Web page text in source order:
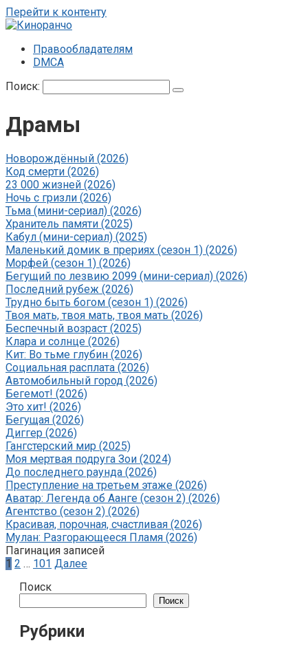
Перейти к контенту
Правообладателям
DMCA
Поиск:
Драмы
Новорождённый (2026)
Код смерти (2026)
23 000 жизней (2026)
Ночь с гризли (2026)
Тьма (мини-сериал) (2026)
Хранитель памяти (2025)
Кабул (мини-сериал) (2025)
Маленький домик в прериях (сезон 1) (2026)
Морфей (сезон 1) (2026)
Бегущий по лезвию 2099 (мини-сериал) (2026)
Последний рубеж (2026)
Трудно быть богом (сезон 1) (2026)
Твоя мать, твоя мать, твоя мать (2026)
Беспечный возраст (2025)
Клара и солнце (2026)
Кит: Во тьме глубин (2026)
Социальная расплата (2026)
Автомобильный город (2026)
Бегемот! (2026)
Это хит! (2026)
Бегущая (2026)
Диггер (2026)
Гангстерский мир (2025)
Моя мертвая подруга Зои (2024)
До последнего раунда (2026)
Преступление на третьем этаже (2026)
Аватар: Легенда об Аанге (сезон 2) (2026)
Агентство (сезон 2) (2026)
Красивая, порочная, счастливая (2026)
Мулан: Разгорающееся Пламя (2026)
Пагинация записей
1 2 … 101 Далее
Поиск
Поиск
Рубрики